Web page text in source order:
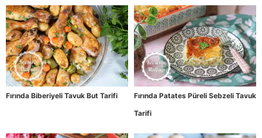
Fırında Biberiyeli Tavuk But Tarifi
Fırında Patates Püreli Sebzeli Tavuk
Tarifi